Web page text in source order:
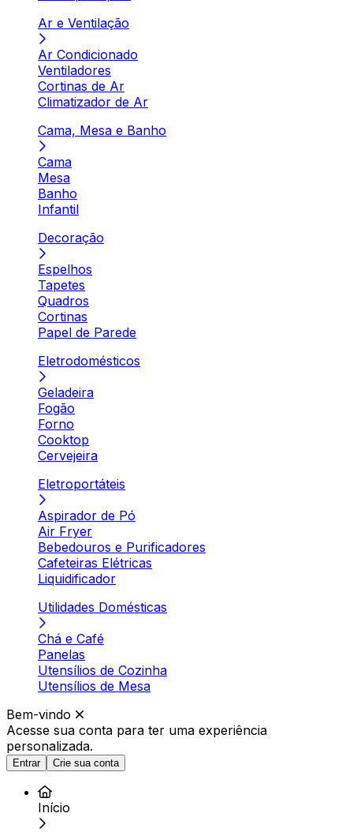
Ar e Ventilação
Ar Condicionado
Ventiladores
Cortinas de Ar
Climatizador de Ar
Cama, Mesa e Banho
Cama
Mesa
Banho
Infantil
Decoração
Espelhos
Tapetes
Quadros
Cortinas
Papel de Parede
Eletrodomésticos
Geladeira
Fogão
Forno
Cooktop
Cervejeira
Eletroportáteis
Aspirador de Pó
Air Fryer
Bebedouros e Purificadores
Cafeteiras Elétricas
Liquidificador
Utilidades Domésticas
Chá e Café
Panelas
Utensílios de Cozinha
Utensílios de Mesa
Bem-vindo
Acesse sua conta para ter uma experiência
personalizada.
Entrar Crie sua conta
Início